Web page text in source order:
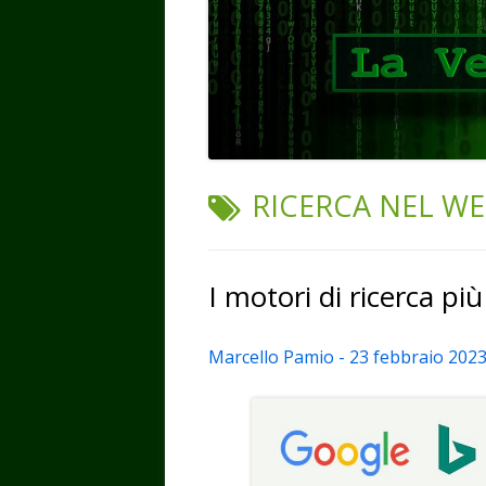
TAG:
RICERCA NEL
I motori di ricerca
Marcello Pamio - 23 febbraio 2023